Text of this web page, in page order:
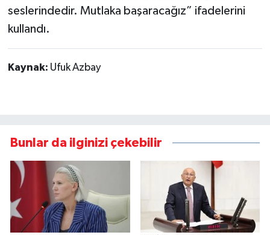
seslerindedir. Mutlaka başaracağız” ifadelerini
kullandı.
Kaynak: Ufuk Azbay
Bunlar da ilginizi çekebilir